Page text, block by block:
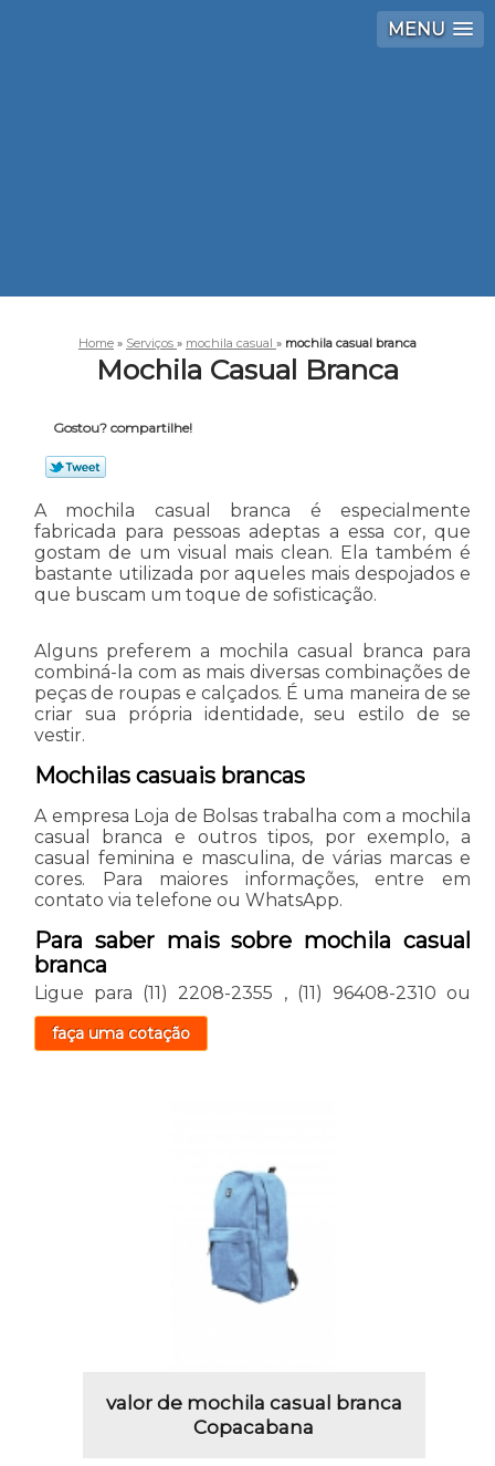
MENU
Home » Serviços » mochila casual » mochila casual branca
Mochila Casual Branca
Gostou? compartilhe!
A mochila casual branca é especialmente
fabricada para pessoas adeptas a essa cor, que
gostam de um visual mais clean. Ela também é
bastante utilizada por aqueles mais despojados e
que buscam um toque de sofisticação.
Alguns preferem a mochila casual branca para
combiná-la com as mais diversas combinações de
peças de roupas e calçados. É uma maneira de se
criar sua própria identidade, seu estilo de se
vestir.
Mochilas casuais brancas
A empresa Loja de Bolsas trabalha com a mochila
casual branca e outros tipos, por exemplo, a
casual feminina e masculina, de várias marcas e
cores. Para maiores informações, entre em
contato via telefone ou WhatsApp.
Para saber mais sobre mochila casual
branca
Ligue para (11) 2208-2355 , (11) 96408-2310 ou
faça uma cotação
valor de mochila casual branca
Copacabana